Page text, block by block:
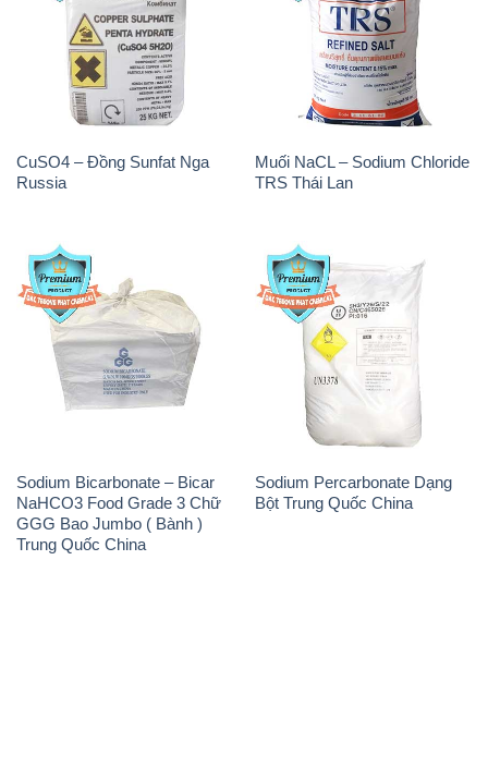
CuSO4 – Đồng Sunfat Nga
Russia
Muối NaCL – Sodium Chloride
TRS Thái Lan
Sodium Bicarbonate – Bicar
NaHCO3 Food Grade 3 Chữ
GGG Bao Jumbo ( Bành )
Trung Quốc China
Sodium Percarbonate Dạng
Bột Trung Quốc China